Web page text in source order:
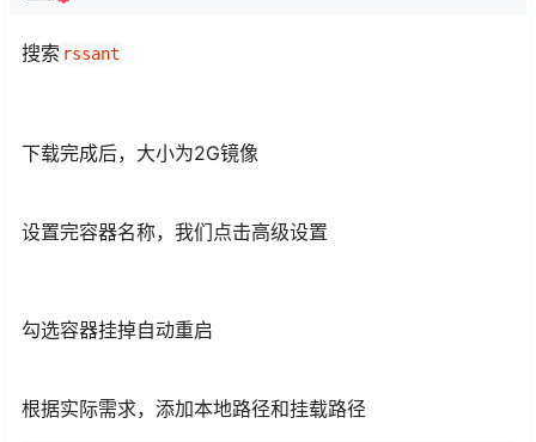
搜索 rssant
下载完成后，大小为2G镜像
设置完容器名称，我们点击高级设置
勾选容器挂掉自动重启
根据实际需求，添加本地路径和挂载路径